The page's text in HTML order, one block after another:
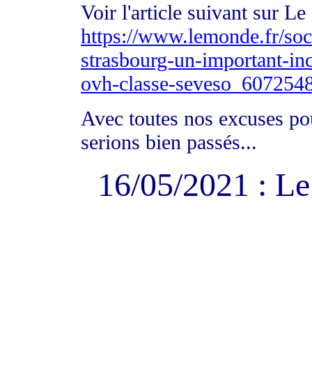
Voir l'article suivant sur
https://www.lemonde.fr/
strasbourg-un-important-
ovh-classe-
Avec toutes nos excuses
serions bien passés...
16/05/2021 :